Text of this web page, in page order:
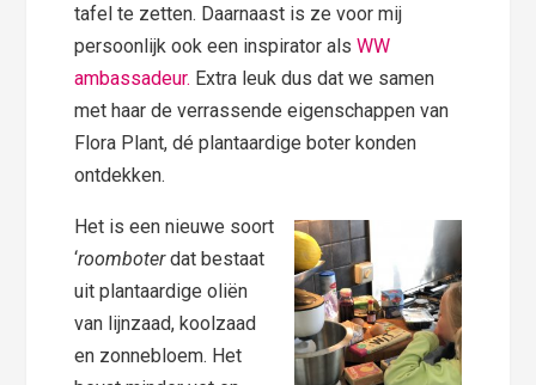
tafel te zetten. Daarnaast is ze voor mij
persoonlijk ook een inspirator alsWW
ambassadeur. Extra leuk dus dat we samen
met haar de verrassende eigenschappen van
Flora Plant, dé plantaardige boter konden
ontdekken.
Het is een nieuwe soort
‘roomboterdat bestaat
uit plantaardige oliën
van lijnzaad, koolzaad
en zonnebloem. Het